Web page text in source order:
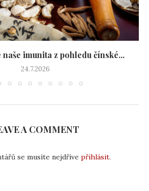
naše imunita z pohledu čínské...
24.7.2026
A COMMENT
se musíte nejdříve přihlásit.